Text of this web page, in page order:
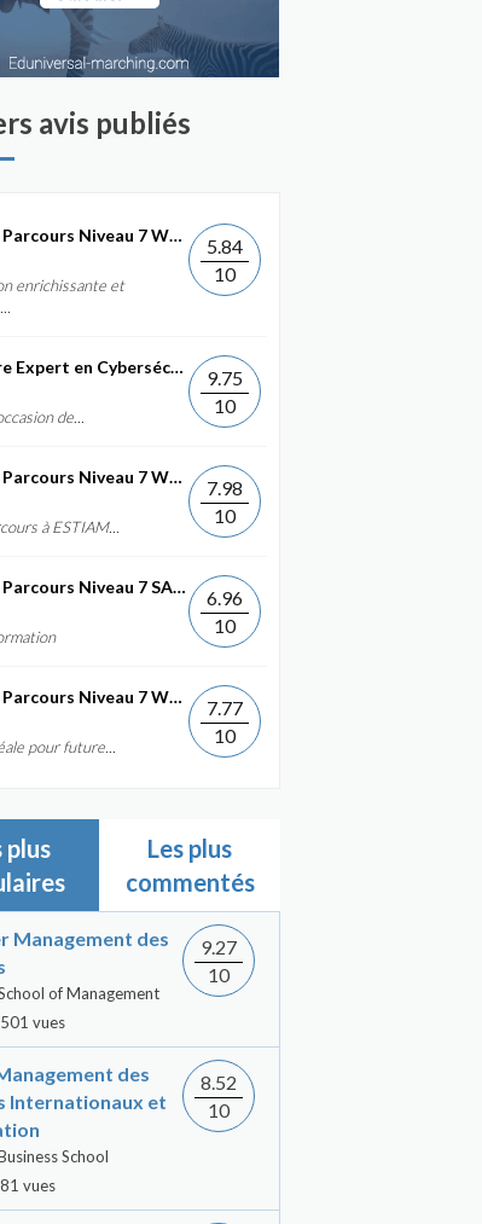
avis publiés
Éstiam Parcours Niveau 7 Web &...
enrichissante et
5.84
10
Mastère Expert en Cybersécurité
de...
9.75
10
Éstiam Parcours Niveau 7 Web &...
à ESTIAM...
7.98
10
Éstiam Parcours Niveau 7 SAP ERP...
6.96
10
Éstiam Parcours Niveau 7 Web &...
pour future...
7.77
10
plus
Les plus
commentés
Management des
of Management
vues
9.27
10
des
Internationaux et
School
vues
8.52
10